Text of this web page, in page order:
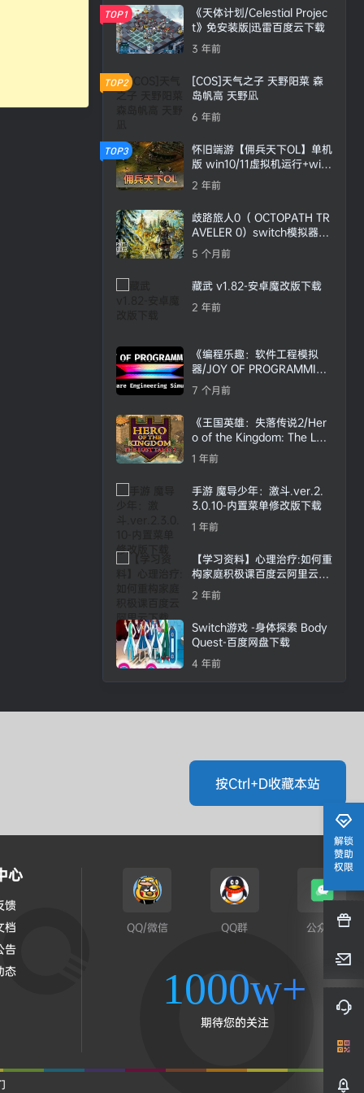
TOP1
《天体计划/Celestial Projec
t》免安装版|迅雷百度云下载
3 年前
TOP2
[COS]天气之子 天野阳菜 森
岛帆高 天野凪
6 年前
TOP3
怀旧端游【佣兵天下OL】单机
版 win10/11虚拟机运行+win
7本机免虚拟机运行+视频安装
教程GM工具网单
2 年前
歧路旅人0（ OCTOPATH TR
AVELER 0）switch模拟器整
合版
5 个月前
藏武 v1.82-安卓魔改版下载
2 年前
《编程乐趣：软件工程模拟
器/JOY OF PROGRAMMING
– Software Engineering Si
mulator》免安装版|迅雷百度
7 个月前
《王国英雄：失落传说2/Her
o of the Kingdom: The Lost
Tales 2》免安装版|迅雷百度
云下载
1 年前
手游 魔导少年：激斗.ver.2.
3.0.10-内置菜单修改版下载
1 年前
【学习资料】心理治疗:如何重
构家庭积极课百度云阿里云下
载
2 年前
Switch游戏 -身体探索 Body
Quest-百度网盘下载
4 年前
解锁
赞助
权限
按Ctrl+D收藏本站
心
馈
档
告
态
QQ/微信 QQ群 公众号
1000w+
期待您的关注